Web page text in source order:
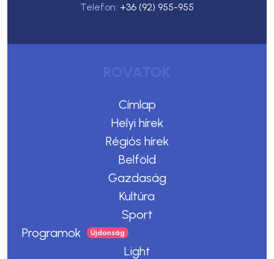
Telefon: +36 (92) 955-955
ROVATOK
Címlap
Helyi hírek
Régiós hírek
Belföld
Gazdaság
Kultúra
Sport
Programok
Light